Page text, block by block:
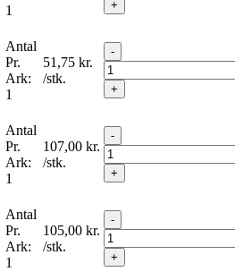
1
+
Antal
Pr.
Ark:
1
51,75 kr.
/stk.
-
+
Antal
Pr.
Ark:
1
107,00 kr.
/stk.
-
+
Antal
Pr.
Ark:
1
105,00 kr.
/stk.
-
+